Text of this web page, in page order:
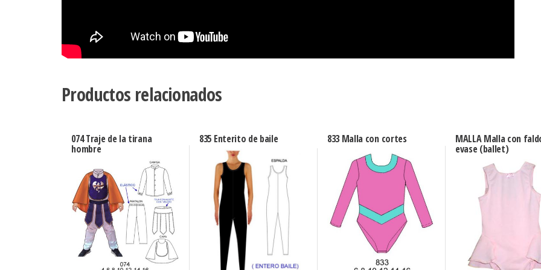
Productos relacionados
074 Traje de la tirana
hombre
835 Enterito de baile 833 Malla con cortes MALLA Malla con
evase (ballet)